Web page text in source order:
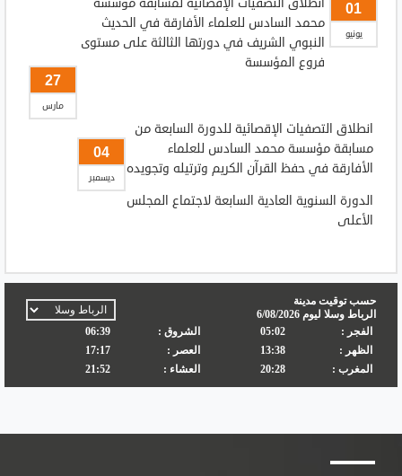
01
يونيو
محمد السادس للعلماء الأفارقة في الحديث
النبوي الشريف في دورتها الثالثة على مستوى
فروع المؤسسة
27
مارس
انطلاق التصفيات الإقصائية للدورة السابعة من
مسابقة مؤسسة محمد السادس للعلماء
الأفارقة في حفظ القرآن الكريم وترتيله وتجويده
04
ديسمبر
الدورة السنوية العادية السابعة لاجتماع المجلس
الأعلى